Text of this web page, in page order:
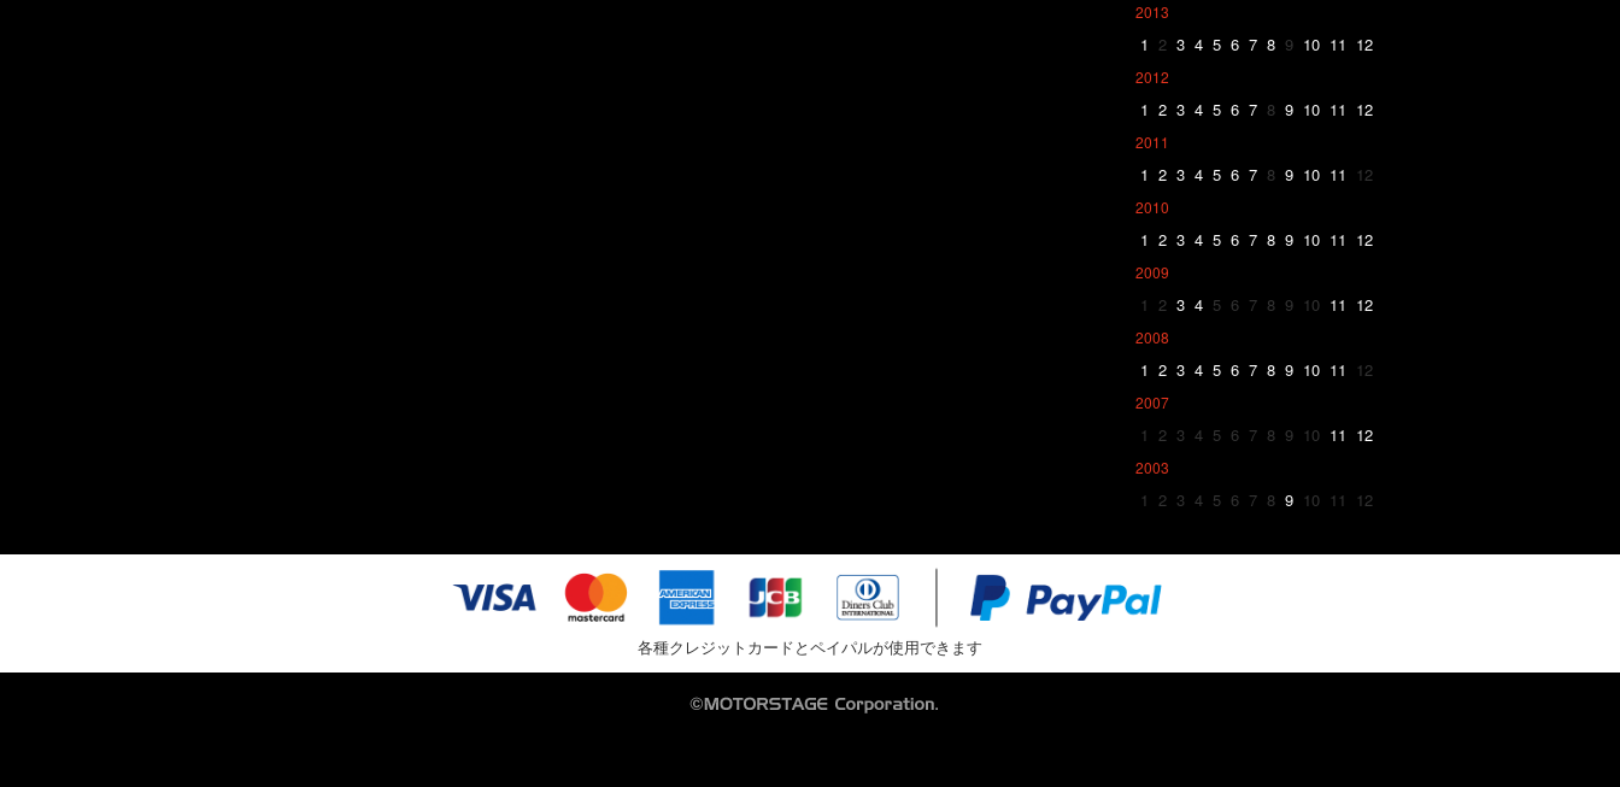
2013
1 2 3 4 5 6 7 8 9 10 11 12
2012
1 2 3 4 5 6 7 8 9 10 11 12
2011
1 2 3 4 5 6 7 8 9 10 11 12
2010
1 2 3 4 5 6 7 8 9 10 11 12
2009
1 2 3 4 5 6 7 8 9 10 11 12
2008
1 2 3 4 5 6 7 8 9 10 11 12
2007
1 2 3 4 5 6 7 8 9 10 11 12
2003
1 2 3 4 5 6 7 8 9 10 11 12
各種クレジットカードとペイパルが使用できます